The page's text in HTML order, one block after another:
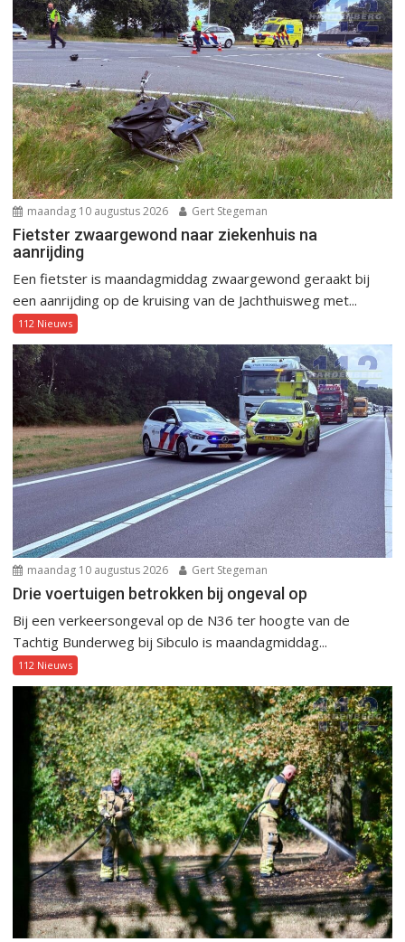
maandag 10 augustus 2026 Gert Stegeman
Fietster zwaargewond naar ziekenhuis na
aanrijding
Een fietster is maandagmiddag zwaargewond geraakt bij
een aanrijding op de kruising van de Jachthuisweg met...
112 Nieuws
maandag 10 augustus 2026 Gert Stegeman
Drie voertuigen betrokken bij ongeval op
Bij een verkeersongeval op de N36 ter hoogte van de
Tachtig Bunderweg bij Sibculo is maandagmiddag...
112 Nieuws